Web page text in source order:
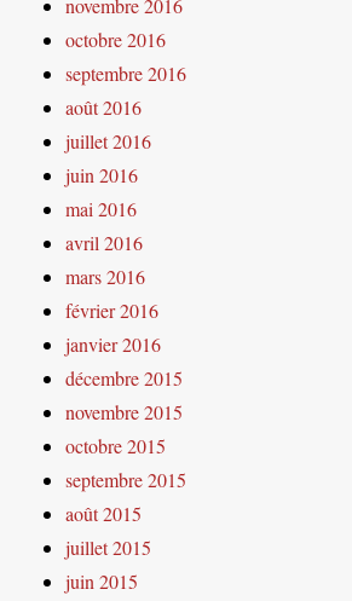
novembre 2016
octobre 2016
septembre 2016
août 2016
juillet 2016
juin 2016
mai 2016
avril 2016
mars 2016
février 2016
janvier 2016
décembre 2015
novembre 2015
octobre 2015
septembre 2015
août 2015
juillet 2015
juin 2015